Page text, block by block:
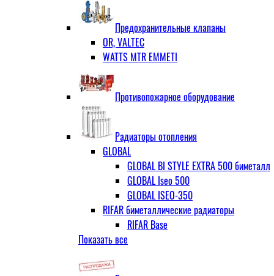
ЧАЗ (двухдисковые)
Предохранительные клапаны
OR, VALTEC
WATTS MTR EMMETI
Противопожарное оборудование
Радиаторы отопления
GLOBAL
GLOBAL BI STYLE EXTRA 500 биметалл
GLOBAL Iseo 500
GLOBAL ISEO-350
RIFAR биметаллические радиаторы
RIFAR Base
Показать все